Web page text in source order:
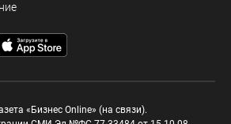
«Бизнес Online» (на связи).